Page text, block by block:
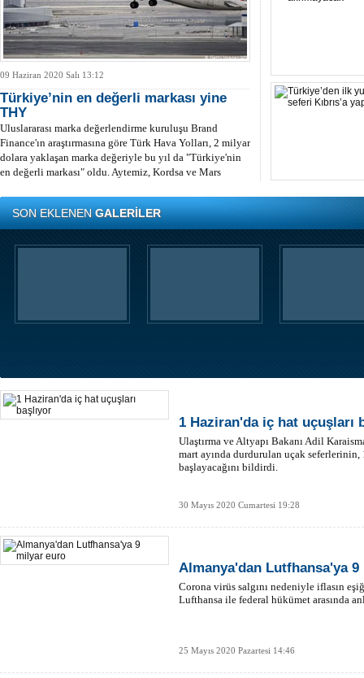
09 Haziran 2020 Salı 13:12
Türkiye’nin en değerli markası yine
THY
Uluslararası marka değerlendirme kuruluşu Brand
Finance'ın araştırmasına göre Türk Hava Yolları, 2 milyar
dolara yaklaşan marka değeriyle bu yıl da "Türkiye'nin
en değerli markası" oldu. Aytemiz, Kordsa ve Mars
SON EKLENENGALERİLER
1 Haziran'da iç hat uçuşları
Ulaştırma ve Altyapı Bakanı Adil
mart ayında durdurulan uçak
başlayacağını bildirdi.
30 Mayıs 2020 Cumartesi 19:28
Almanya'dan Lutfhansa'ya
Corona virüs salgını nedeniyle iflasın
Lufthansa ile federal hükümet arasında
25 Mayıs 2020 Pazartesi 14:46